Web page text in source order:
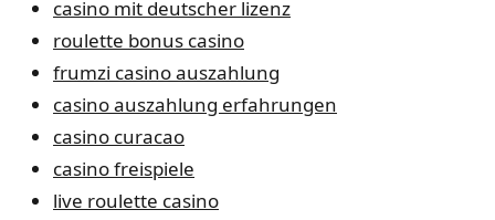
casino mit deutscher lizenz
roulette bonus casino
frumzi casino auszahlung
casino auszahlung erfahrungen
casino curacao
casino freispiele
live roulette casino